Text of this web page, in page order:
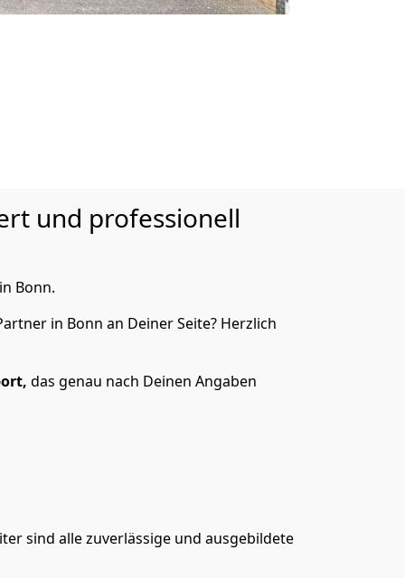
und professionell
in Bonn.
in Bonn an Deiner Seite? Herzlich
das genau nach Deinen Angaben
sind alle zuverlässige und ausgebildete